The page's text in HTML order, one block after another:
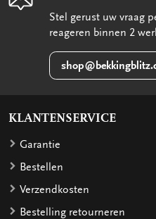
Stel gerust uw vraag
reageren binnen 2
KLANTENSERVICE
Garantie
Bestellen
Verzendkosten
Bestelling retourneren